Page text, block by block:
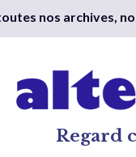
nos archives,
Regard